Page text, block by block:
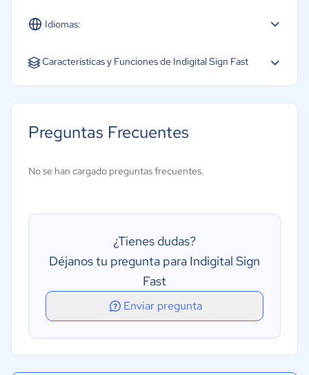
Idiomas:
Español
Características y Funciones de Indigital Sign Fast
Autenticación
Preguntas Frecuentes
No se han cargado preguntas frecuentes.
¿Tienes dudas?
Déjanos tu pregunta para Indigital Sign
Fast
Enviar pregunta